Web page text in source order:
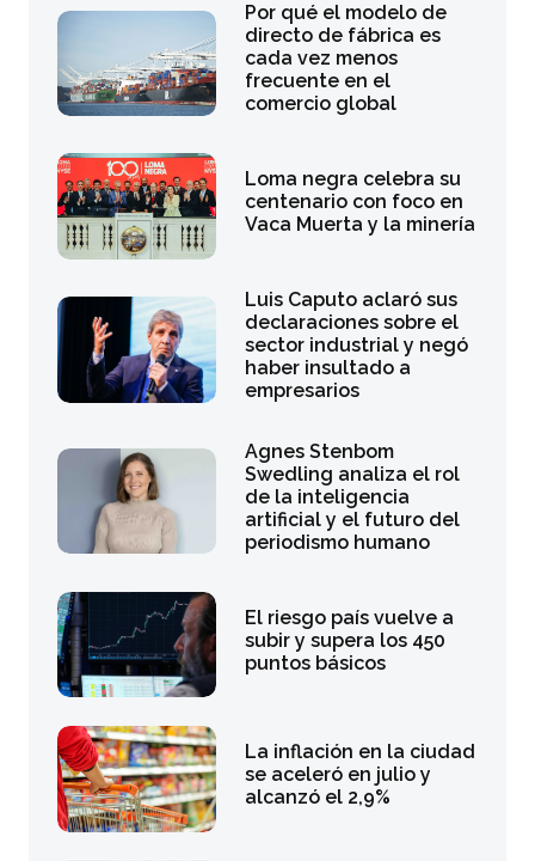
Por qué el modelo de
directo de fábrica es
cada vez menos
frecuente en el
comercio global
Loma negra celebra su
centenario con foco en
Vaca Muerta y la minería
Luis Caputo aclaró sus
declaraciones sobre el
sector industrial y negó
haber insultado a
empresarios
Agnes Stenbom
Swedling analiza el rol
de la inteligencia
artificial y el futuro del
periodismo humano
El riesgo país vuelve a
subir y supera los 450
puntos básicos
La inflación en la ciudad
se aceleró en julio y
alcanzó el 2,9%